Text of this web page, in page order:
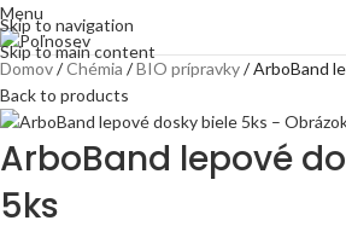
Skip to navigation
Skip to main content
Menu
Domov Chémia BIO prípravky
ArboBand
Back to products
ArboBand lepové
5ks